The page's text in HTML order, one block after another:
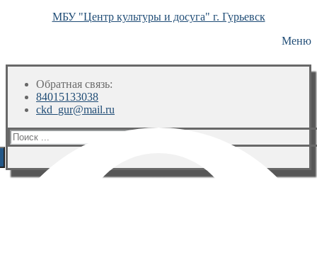
МБУ "Центр культуры и досуга" г. Гурьевск
Меню
Обратная связь:
84015133038
ckd_gur@mail.ru
Искать: